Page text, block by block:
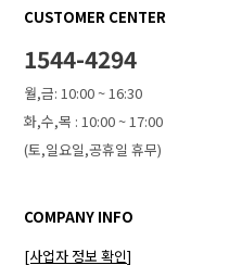
CUSTOMER CENTER
1544-4294
월,금: 10:00 ~ 16:30
화,수,목 : 10:00 ~ 17:00
(토,일요일,공휴일 휴무)
COMPANY INFO
[사업자 정보 확인]